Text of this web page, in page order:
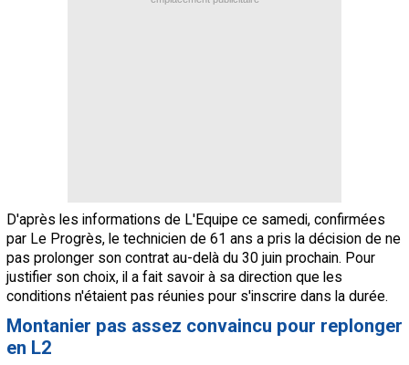
D'après les informations de L'Equipe ce samedi, confirmées
par Le Progrès, le technicien de 61 ans a pris la décision de ne
pas prolonger son contrat au-delà du 30 juin prochain. Pour
justifier son choix, il a fait savoir à sa direction que les
conditions n'étaient pas réunies pour s'inscrire dans la durée.
Montanier pas assez convaincu pour replonger
en L2